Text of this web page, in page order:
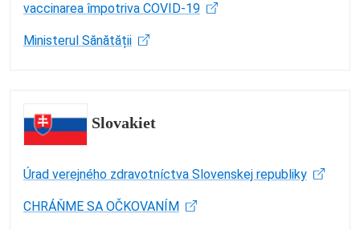
vaccinarea împotriva COVID-19
Ministerul Sănătății
Slovakiet
Úrad verejného zdravotníctva Slovenskej republiky
CHRÁŇME SA OČKOVANÍM